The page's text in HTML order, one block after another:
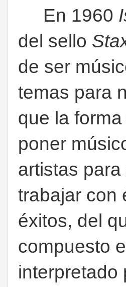
En 1960
del sello
de ser
temas para
que la
poner
artistas
trabajar con
éxitos, del
compuesto
interpretado